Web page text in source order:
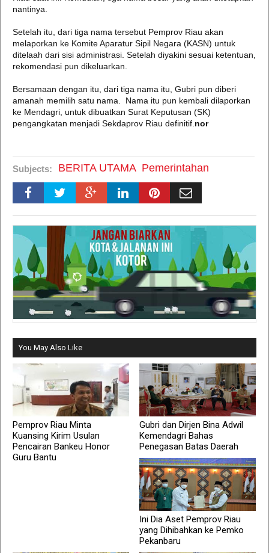
nantinya.
Setelah itu, dari tiga nama tersebut Pemprov Riau akan
melaporkan ke Komite Aparatur Sipil Negara (KASN) untuk
ditelaah dari sisi administrasi. Setelah diyakini sesuai ketentuan,
rekomendasi pun dikeluarkan.
Bersamaan dengan itu, dari tiga nama itu, Gubri pun diberi
amanah memilih satu nama. Nama itu pun kembali dilaporkan
ke Mendagri, untuk dibuatkan Surat Keputusan (SK)
pengangkatan menjadi Sekdaprov Riau definitif. nor
Subjects: BERITA UTAMA Pemerintahan
You May Also Like
Pemprov Riau Minta
Kuansing Kirim Usulan
Pencairan Bankeu Honor
Guru Bantu
Gubri dan Dirjen Bina Adwil
Kemendagri Bahas
Penegasan Batas Daerah
Ini Dia Aset Pemprov Riau
yang Dihibahkan ke Pemko
Pekanbaru